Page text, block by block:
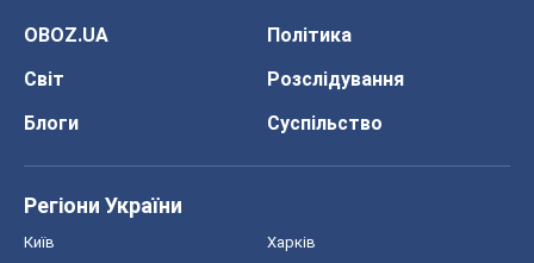
OBOZ.UA
Політика
Світ
Розслідування
Блоги
Суспільство
Регіони України
Київ Харків